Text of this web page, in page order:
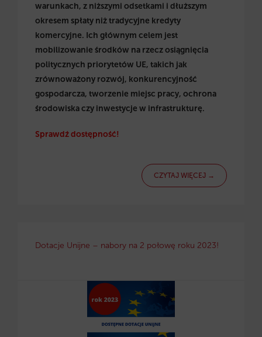
warunkach, z niższymi odsetkami i dłuższym
okresem spłaty niż tradycyjne kredyty
komercyjne. Ich głównym celem jest
mobilizowanie środków na rzecz osiągnięcia
politycznych priorytetów UE, takich jak
zrównoważony rozwój, konkurencyjność
gospodarcza, tworzenie miejsc pracy, ochrona
środowiska czy inwestycje w infrastrukturę.
Sprawdź dostępność!
CZYTAJ WIĘCEJ →
Dotacje Unijne – nabory na 2 połowę roku 2023!